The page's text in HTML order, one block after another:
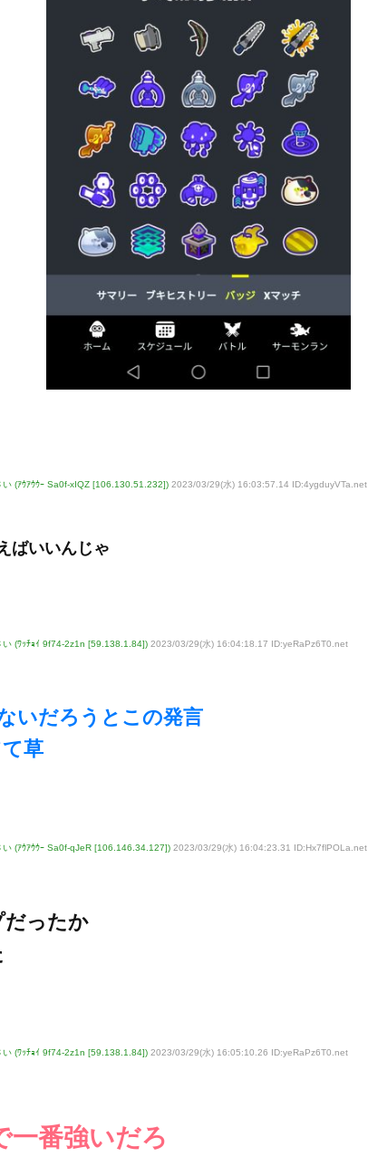
い (ｱｳｱｳｳｰ Sa0f-xIQZ [106.130.51.232]) 2023/03/29(水) 16:03:57.14 ID:4ygduyVTa .net
ばいいんじゃ
い (ﾜｯﾁｮｲ 9f74-2z1n [59.138.1.84]) 2023/03/29(水) 16:04:18.17 ID:yeRaPz6T0 .net
いだろうとこの発言
草
い (ｱｳｱｳｳｰ Sa0f-qJeR [106.146.34.127]) 2023/03/29(水) 16:04:23.31 ID:Hx7flPOLa.net
だったか
い (ﾜｯﾁｮｲ 9f74-2z1n [59.138.1.84]) 2023/03/29(水) 16:05:10.26 ID:yeRaPz6T0 .net
一番強いだろ